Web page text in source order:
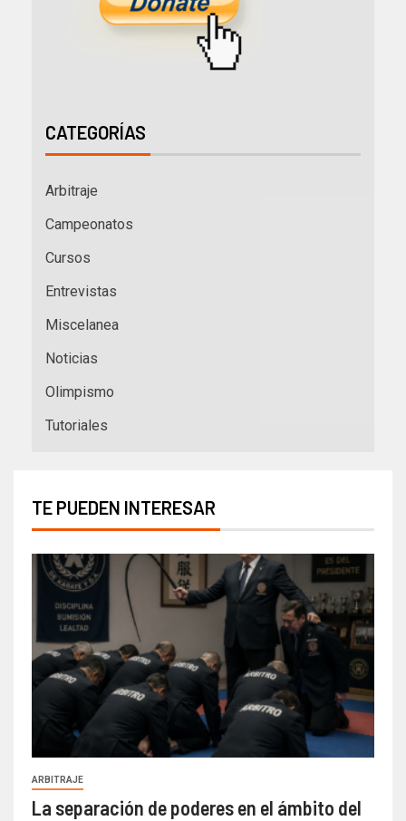
CATEGORÍAS
Arbitraje
Campeonatos
Cursos
Entrevistas
Miscelanea
Noticias
Olimpismo
Tutoriales
TE PUEDEN INTERESAR
ARBITRAJE
La separación de poderes en el ámbito del